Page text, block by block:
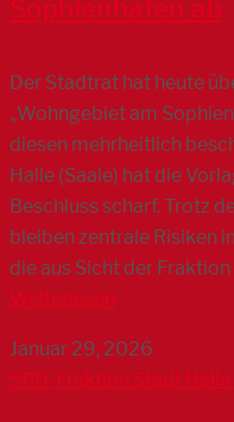
Sophienhafen ab
Der Stadtrat hat heute
„Wohngebiet am
diesen mehrheitlich
Halle (Saale) hat die
Beschluss scharf. Trotz
bleiben zentrale Risiken
die aus Sicht der
Weiterlesen
Januar 29, 2026
SPD-Fraktion Stadt Halle